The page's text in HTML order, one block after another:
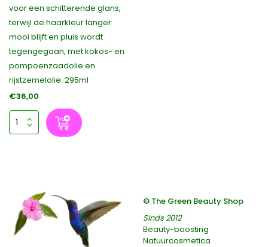
voor een schitterende glans,
terwijl de haarkleur langer
mooi blijft en pluis wordt
tegengegaan, met kokos- en
pompoenzaadolie en
rijstzemelolie. 295ml
€36,00
© The Green Beauty Shop
Sinds 2012
Beauty-boosting
Natuurcosmetica